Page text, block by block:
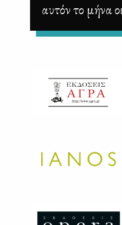
αυτόν το μήνα